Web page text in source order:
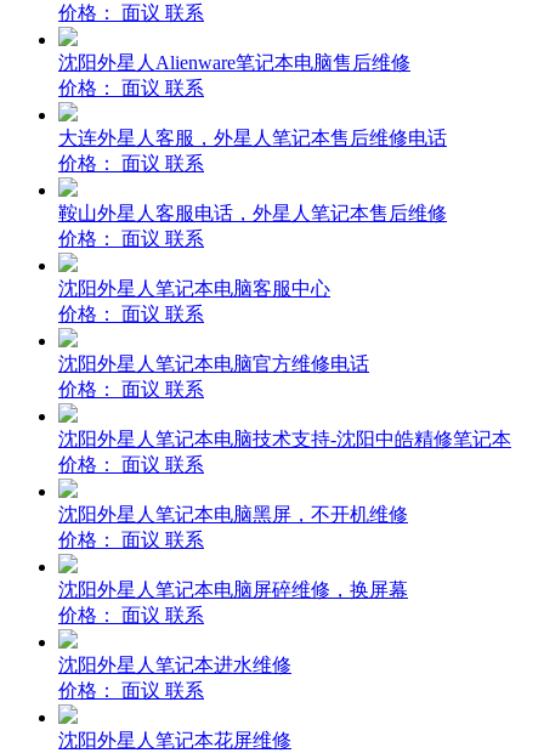
价格： 面议 联系
沈阳外星人Alienware笔记本电脑售后维修
价格： 面议 联系
大连外星人客服，外星人笔记本售后维修电话
价格： 面议 联系
鞍山外星人客服电话，外星人笔记本售后维修
价格： 面议 联系
沈阳外星人笔记本电脑客服中心
价格： 面议 联系
沈阳外星人笔记本电脑官方维修电话
价格： 面议 联系
沈阳外星人笔记本电脑技术支持-沈阳中皓精修笔记本
价格： 面议 联系
沈阳外星人笔记本电脑黑屏，不开机维修
价格： 面议 联系
沈阳外星人笔记本电脑屏碎维修，换屏幕
价格： 面议 联系
沈阳外星人笔记本进水维修
价格： 面议 联系
沈阳外星人笔记本花屏维修